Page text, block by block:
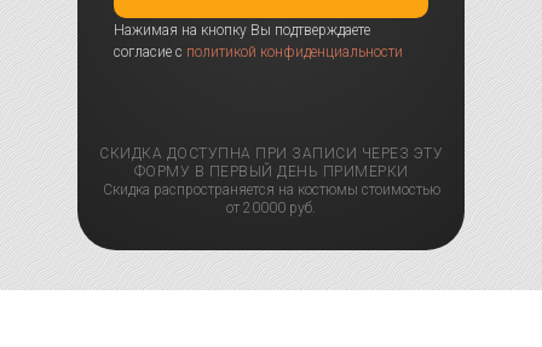
СКИДКА ДОСТУПНА ПРИ ЗАПИСИ ЧЕРЕЗ ЭТУ
ФОРМУ В ПЕРВЫЙ ДЕНЬ ПРИМЕРКИ
Скидка распространяется на костюмы стоимостью
от 20000 руб.
Нажимая на кнопку Вы подтверждаете
согласие с политикой конфиденциальности